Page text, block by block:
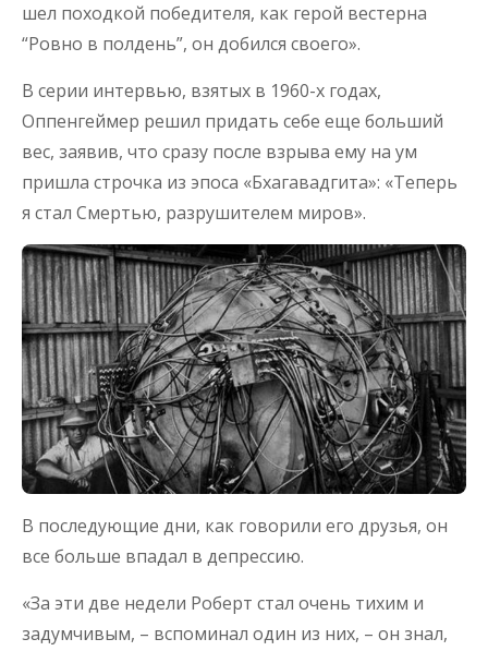
шел походкой победителя, как герой вестерна
“Ровно в полдень”, он добился своего».
В серии интервью, взятых в 1960-х годах,
Оппенгеймер решил придать себе еще больший
вес, заявив, что сразу после взрыва ему на ум
пришла строчка из эпоса «Бхагавадгита»: «Теперь
я стал Смертью, разрушителем миров».
В последующие дни, как говорили его друзья, он
все больше впадал в депрессию.
«За эти две недели Роберт стал очень тихим и
задумчивым, – вспоминал один из них, – он знал,